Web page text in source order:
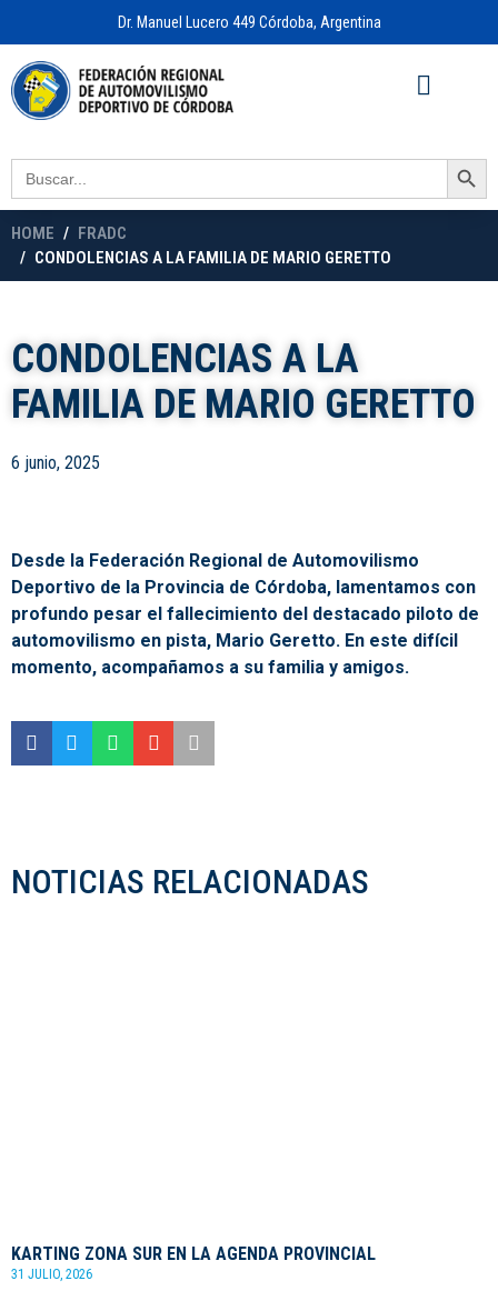
Dr. Manuel Lucero 449 Córdoba, Argentina
Search
for:
Search Button
HOME
FRADC
CONDOLENCIAS A LA FAMILIA DE MARIO GERETTO
CONDOLENCIAS A LA
FAMILIA DE MARIO GERETTO
6 junio, 2025
Desde la Federación Regional de Automovilismo
Deportivo de la Provincia de Córdoba, lamentamos con
profundo pesar el fallecimiento del destacado piloto de
automovilismo en pista, Mario Geretto. En este difícil
momento, acompañamos a su familia y amigos.
NOTICIAS RELACIONADAS
KARTING ZONA SUR EN LA AGENDA PROVINCIAL
31 JULIO, 2026